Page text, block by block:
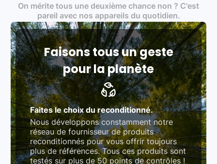
traitement des déchets électroniques (DEEE)
Produits testés et vérifiés selon des standards
rigoureux (80 à 100 points de contrôle en
fonction des produits)
Respect des normes RAEE, RoHS, et du
référentiel QualiRepar (bonus réparation)
On mérite tous une deuxième chance non ? C'est
pareil avec nos appareils du quotidien.
Faisons tous un geste
pour la planète
Faites le choix du reconditionné.
Nous développons constamment notre
réseau de fournisseur de produits
reconditionnés pour vous offrir toujours
plus de références. Tous ces produits sont
testés sur plus de 50 points de contrôles !